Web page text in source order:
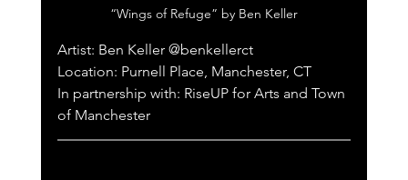
“Wings of Refuge” by Ben Keller
Artist: Ben Keller @benkellerct
Location: Purnell Place, Manchester, CT
In partnership with: RiseUP for Arts and Town
of Manchester